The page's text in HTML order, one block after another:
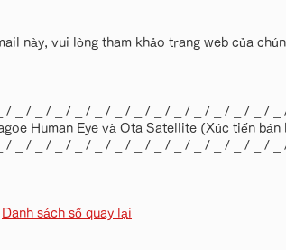
này, vui lòng tham khảo trang web của
/ _ / _ / _ / _ / _ / _ / _ / _ / _ / _ / _ / _ / _ / _
Human Eye và Ota Satellite (Xúc tiến bán
/ _ / _ / _ / _ / _ / _ / _ / _ / _ / _ / _ / _ / _ / _
Danh sách số quay lại